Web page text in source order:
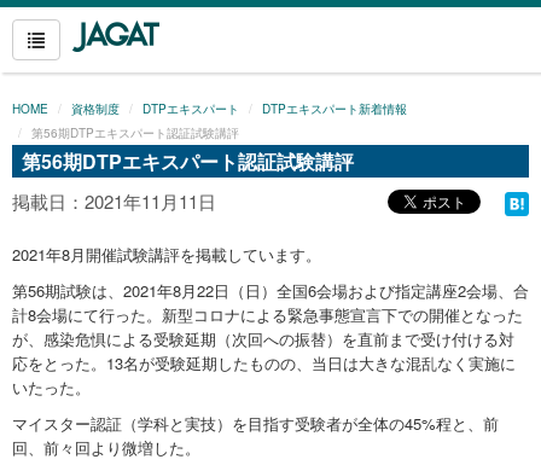
HOME 資格制度 DTPエキスパート
DTPエキスパート新着情報
第56期DTPエキスパート認証試験講評
第56期DTPエキスパート認証試験講評
掲載日：2021年11月11日
2021年8月開催試験講評を掲載しています。
第56期試験は、2021年8月22日（日）全国6会場および指定講座2会場、合
計8会場にて行った。新型コロナによる緊急事態宣言下での開催となった
が、感染危惧による受験延期（次回への振替）を直前まで受け付ける対
応をとった。13名が受験延期したものの、当日は大きな混乱なく実施に
いたった。
マイスター認証（学科と実技）を目指す受験者が全体の45%程と、前
回、前々回より微増した。